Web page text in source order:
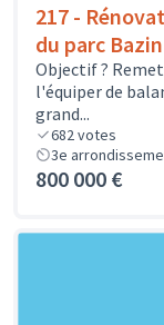
217 -
du parc Bazin
Objectif ?
l'équiper de
grand...
682votes
3e
800 000 €